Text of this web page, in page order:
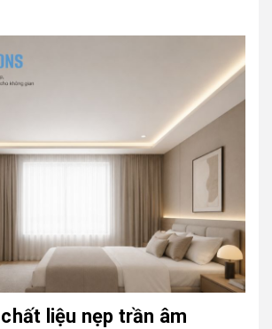
liệu nẹp trần âm